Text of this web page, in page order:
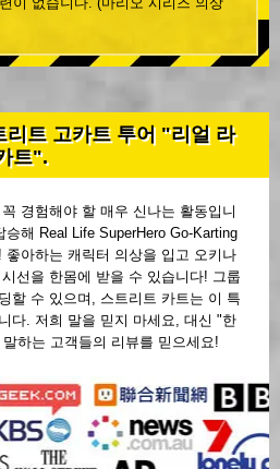
이 없습니다. (마리오 시리즈 의상
리트 고카트 투어 "리얼 라
트".
경험해야 할 매우 신나는 활동입니
해 Real Life SuperHero Go-Karting
좋아하는 캐릭터 의상을 입고 오키나
선을 한몸에 받을 수 있습니다! 그룹
할 수 있으며, 스트리트 카트는 이 특
다. 저희 말을 믿지 마세요, 대신 "한
하는 고객들의 리뷰를 믿으세요!